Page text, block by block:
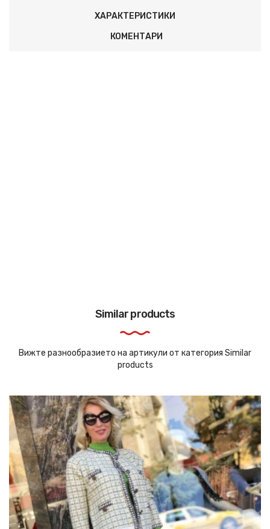
ХАРАКТЕРИСТИКИ
КОМЕНТАРИ
Similar products
Вижте разнообразието на артикули от категория Similar
products